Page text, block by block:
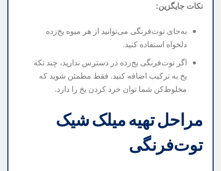
نکات جایگزین:
به‌جای توت‌فرنگی می‌توانید از هر میوه یخ‌زده
دلخواه استفاده کنید.
اگر توت‌فرنگی یخ‌زده در دسترس ندارید، چند تکه
یخ به ترکیب اضافه کنید. فقط مطمئن شوید که
مخلوط‌کن شما توان خرد کردن یخ را دارد.
مراحل تهیه میلک شیک
توت‌فرنگی